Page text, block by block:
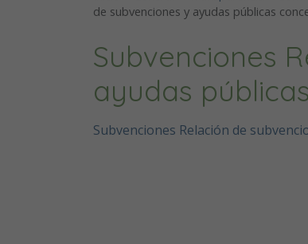
de subvenciones y ayudas públicas
Subvenciones
ayudas
Subvenciones Relación de